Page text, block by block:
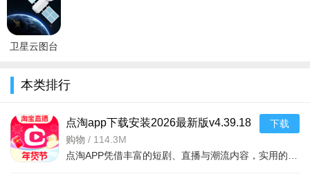
v1.13.20安
卓版
卫星云图台
2020最新
本类排行
点淘app下载安装2026最新版v4.39.18
官方版
购物 / 114.3M
下载